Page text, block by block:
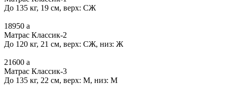
До 135 кг, 19 см, верх: СЖ
18950 a
Матрас Классик-2
До 120 кг, 21 см, верх: СЖ, низ: Ж
21600 a
Матрас Классик-3
До 135 кг, 22 см, верх: М, низ: М